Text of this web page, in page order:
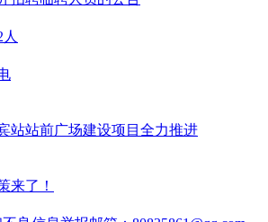
站站前广场建设项目全力推进
来了！